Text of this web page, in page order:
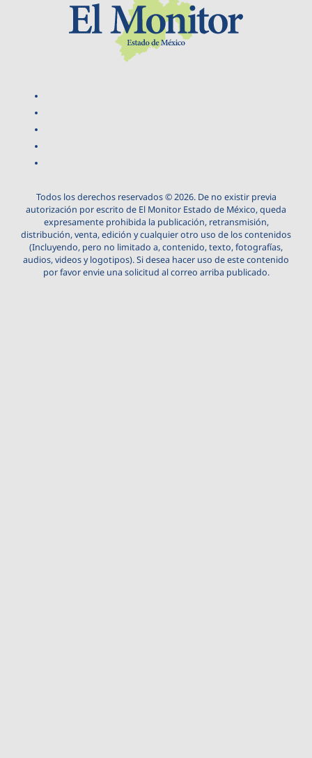
Todos los derechos reservados © 2026. De no existir previa
autorización por escrito de El Monitor Estado de México, queda
expresamente prohibida la publicación, retransmisión,
distribución, venta, edición y cualquier otro uso de los contenidos
(Incluyendo, pero no limitado a, contenido, texto, fotografías,
audios, videos y logotipos). Si desea hacer uso de este contenido
por favor envie una solicitud al correo arriba publicado.